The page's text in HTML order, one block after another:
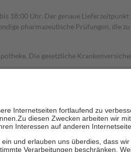
18:00 Uhr. Der genaue
pharmazeutische Prüfungen, die
Die gesetzliche
je Verordnung.
Familie zu unterstützen, fallenkeine